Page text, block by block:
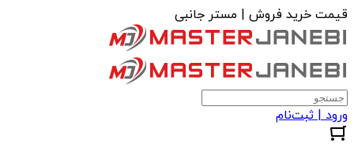
قیمت خرید فروش | مستر جانبی
ورود | ثبت‌نام